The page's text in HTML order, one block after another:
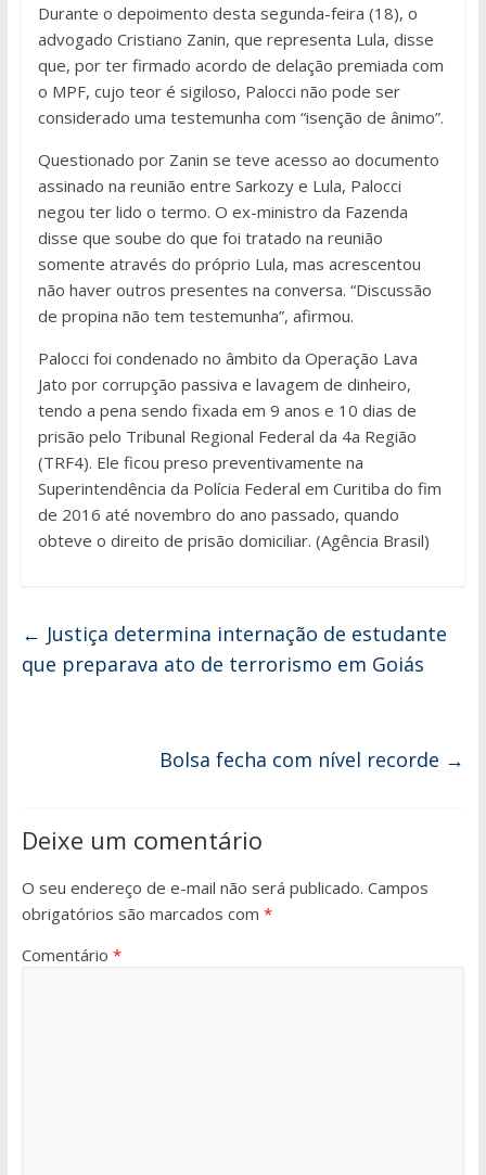
Durante o depoimento desta segunda-feira (18), o
advogado Cristiano Zanin, que representa Lula, disse
que, por ter firmado acordo de delação premiada com
o MPF, cujo teor é sigiloso, Palocci não pode ser
considerado uma testemunha com “isenção de ânimo”.
Questionado por Zanin se teve acesso ao documento
assinado na reunião entre Sarkozy e Lula, Palocci
negou ter lido o termo. O ex-ministro da Fazenda
disse que soube do que foi tratado na reunião
somente através do próprio Lula, mas acrescentou
não haver outros presentes na conversa. “Discussão
de propina não tem testemunha”, afirmou.
Palocci foi condenado no âmbito da Operação Lava
Jato por corrupção passiva e lavagem de dinheiro,
tendo a pena sendo fixada em 9 anos e 10 dias de
prisão pelo Tribunal Regional Federal da 4a Região
(TRF4). Ele ficou preso preventivamente na
Superintendência da Polícia Federal em Curitiba do fim
de 2016 até novembro do ano passado, quando
obteve o direito de prisão domiciliar. (Agência Brasil)
← Justiça determina internação de estudante
que preparava ato de terrorismo em Goiás
Bolsa fecha com nível recorde →
Deixe um comentário
O seu endereço de e-mail não será publicado. Campos
obrigatórios são marcados com *
Comentário *